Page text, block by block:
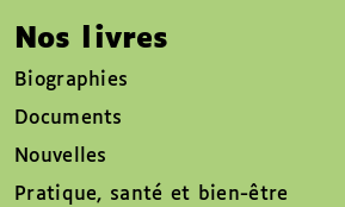
Nos livres
Biographies
Documents
Nouvelles
Pratique, santé et bien-être